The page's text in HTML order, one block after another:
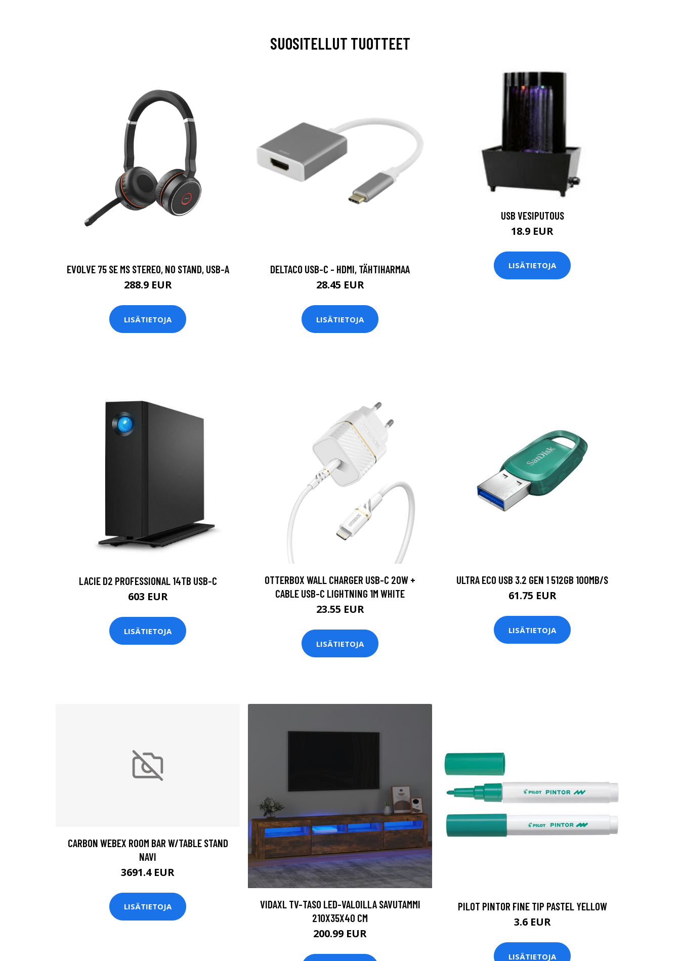
SUOSITELLUT TUOTTEET
EVOLVE 75 SE MS STEREO, NO STAND, USB-A
288.9 EUR
LISÄTIETOJA
DELTACO USB-C - HDMI, TÄHTIHARMAA
28.45 EUR
LISÄTIETOJA
USB VESIPUTOUS
18.9 EUR
LISÄTIETOJA
LACIE D2 PROFESSIONAL 14TB USB-C
603 EUR
LISÄTIETOJA
OTTERBOX WALL CHARGER USB-C 20W +
CABLE USB-C LIGHTNING 1M WHITE
23.55 EUR
LISÄTIETOJA
ULTRA ECO USB 3.2 GEN 1 512GB 100MB/S
61.75 EUR
LISÄTIETOJA
CARBON WEBEX ROOM BAR W/TABLE STAND
NAVI
3691.4 EUR
LISÄTIETOJA
VIDAXL TV-TASO LED-VALOILLA SAVUTAMMI
210X35X40 CM
200.99 EUR
PILOT PINTOR FINE TIP PASTEL YELLOW
3.6 EUR
LISÄTIETOJA